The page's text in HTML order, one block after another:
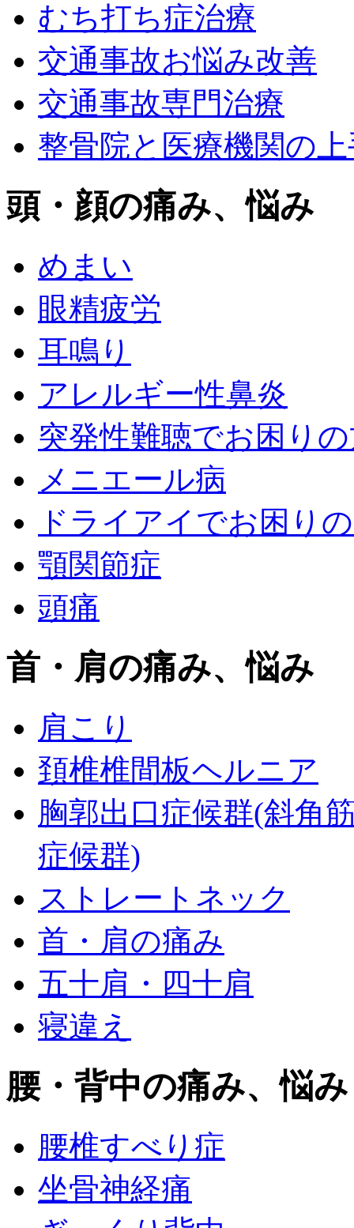
むち打ち症治療
交通事故お悩み改善
交通事故専門治療
整骨院と医療機関の
頭・顔の痛み、悩み
めまい
眼精疲労
耳鳴り
アレルギー性鼻炎
突発性難聴でお困り
メニエール病
ドライアイでお困り
顎関節症
頭痛
首・肩の痛み、悩み
肩こり
頚椎椎間板ヘルニア
胸郭出口症候群(斜角
症候群)
ストレートネック
首・肩の痛み
五十肩・四十肩
寝違え
腰・背中の痛み、悩み
腰椎すべり症
坐骨神経痛